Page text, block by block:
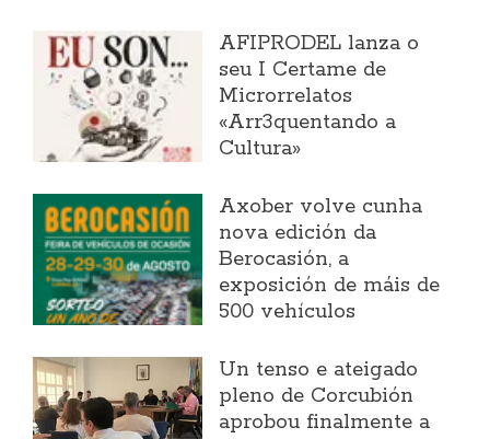
AFIPRODEL lanza o
seu I Certame de
Microrrelatos
«Arr3quentando a
Cultura»
Axober volve cunha
nova edición da
Berocasión, a
exposición de máis de
500 vehículos
Un tenso e ateigado
pleno de Corcubión
aprobou finalmente a